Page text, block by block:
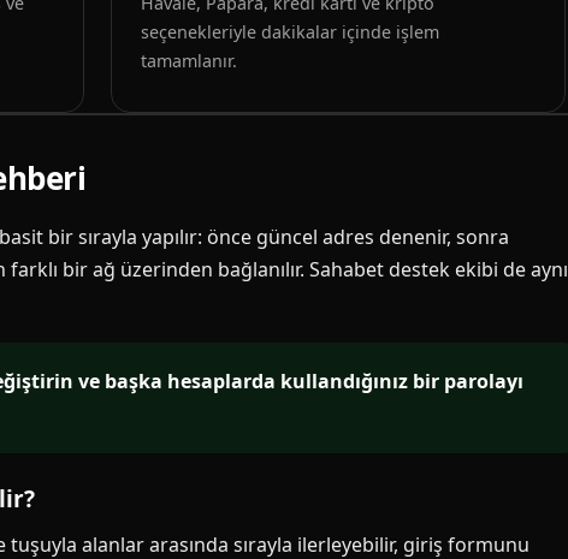
seçenekleriyle dakikalar içinde işlem
tamamlanır.
bir sırayla yapılır: önce güncel adres denenir, sonra
bir ağ üzerinden bağlanılır. Sahabet destek ekibi de aynı
ve başka hesaplarda kullandığınız bir parolayı
tuşuyla alanlar arasında sırayla ilerleyebilir, giriş formunu